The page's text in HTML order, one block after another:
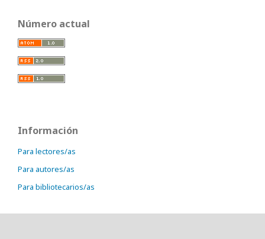
Número actual
Información
Para lectores/as
Para autores/as
Para bibliotecarios/as